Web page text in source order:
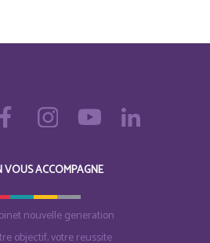
VOUS ACCOMPAGNE
nouvelle generation
objectif, votre reussite